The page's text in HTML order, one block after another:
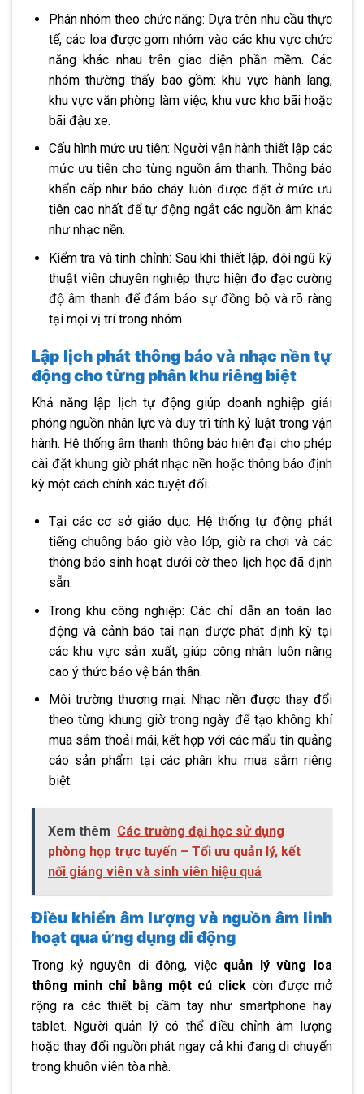
Phân nhóm theo chức năng: Dựa trên nhu cầu thực
tế, các loa được gom nhóm vào các khu vực chức
năng khác nhau trên giao diện phần mềm. Các
nhóm thường thấy bao gồm: khu vực hành lang,
khu vực văn phòng làm việc, khu vực kho bãi hoặc
bãi đậu xe.
Cấu hình mức ưu tiên: Người vận hành thiết lập các
mức ưu tiên cho từng nguồn âm thanh. Thông báo
khẩn cấp như báo cháy luôn được đặt ở mức ưu
tiên cao nhất để tự động ngắt các nguồn âm khác
như nhạc nền.
Kiểm tra và tinh chỉnh: Sau khi thiết lập, đội ngũ kỹ
thuật viên chuyên nghiệp thực hiện đo đạc cường
độ âm thanh để đảm bảo sự đồng bộ và rõ ràng
tại mọi vị trí trong nhóm
Lập lịch phát thông báo và nhạc nền tự
động cho từng phân khu riêng biệt
Khả năng lập lịch tự động giúp doanh nghiệp giải
phóng nguồn nhân lực và duy trì tính kỷ luật trong vận
hành. Hệ thống âm thanh thông báo hiện đại cho phép
cài đặt khung giờ phát nhạc nền hoặc thông báo định
kỳ một cách chính xác tuyệt đối.
Tại các cơ sở giáo dục: Hệ thống tự động phát
tiếng chuông báo giờ vào lớp, giờ ra chơi và các
thông báo sinh hoạt dưới cờ theo lịch học đã định
sẵn.
Trong khu công nghiệp: Các chỉ dẫn an toàn lao
động và cảnh báo tai nạn được phát định kỳ tại
các khu vực sản xuất, giúp công nhân luôn nâng
cao ý thức bảo vệ bản thân.
Môi trường thương mại: Nhạc nền được thay đổi
theo từng khung giờ trong ngày để tạo không khí
mua sắm thoải mái, kết hợp với các mẩu tin quảng
cáo sản phẩm tại các phân khu mua sắm riêng
biệt.
Xem thêm Các trường đại học sử dụng
phòng họp trực tuyến – Tối ưu quản lý, kết
nối giảng viên và sinh viên hiệu quả
Điều khiển âm lượng và nguồn âm linh
hoạt qua ứng dụng di động
Trong kỷ nguyên di động, việc quản lý vùng loa
thông minh chỉ bằng một cú click còn được mở
rộng ra các thiết bị cầm tay như smartphone hay
tablet. Người quản lý có thể điều chỉnh âm lượng
hoặc thay đổi nguồn phát ngay cả khi đang di chuyển
trong khuôn viên tòa nhà.